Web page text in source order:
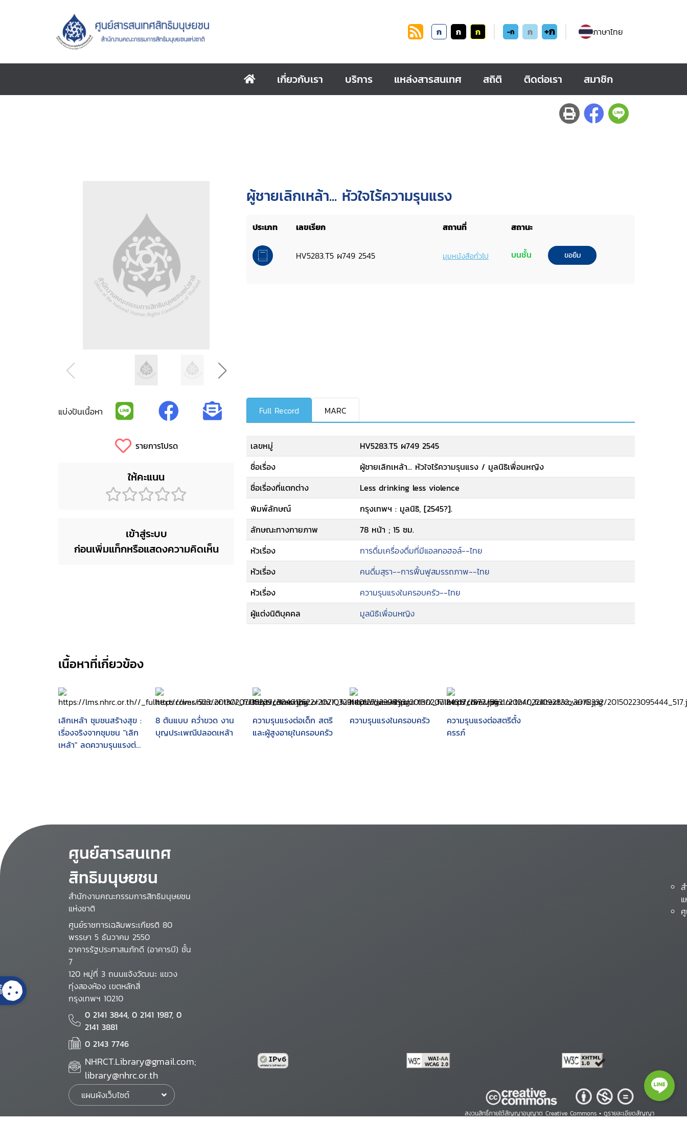
ก ก ก -ก ก +ก ภาษาไทย
เกี่ยวกับเรา บริการ แหล่งสารสนเทศ สถิติ ติดต่อเรา สมาชิก
ผู้ชายเลิกเหล้า... หัวใจไร้ความรุนแรง
ประเภท เลขเรียก สถานที่ สถานะ
HV5283.T5 ผ749 2545 มุมหนังสือทั่วไป บนชั้น ขอยืม
แบ่งปันเนื้อหา
รายการโปรด
ให้คะแนน
เข้าสู่ระบบ
ก่อนเพิ่มแท็กหรือแสดงความคิดเห็น
Full Record MARC
เลขหมู่
HV5283.T5 ผ749 2545
ชื่อเรื่อง
ผู้ชายเลิกเหล้า... หัวใจไร้ความรุนแรง / มูลนิธิเพื่อนหญิง
ชื่อเรื่องที่แตกต่าง
Less drinking less violence
พิมพ์ลักษณ์
กรุงเทพฯ : มูลนิธิ, [2545?].
ลักษณะทางกายภาพ
78 หน้า ; 15 ซม.
หัวเรื่อง
การดื่มเครื่องดื่มที่มีแอลกอฮอล์--ไทย
หัวเรื่อง
คนดื่มสุรา--การฟื้นฟูสมรรถภาพ--ไทย
หัวเรื่อง
ความรุนแรงในครอบครัว--ไทย
ผู้แต่งนิติบุคคล
มูลนิธิเพื่อนหญิง
เนื้อหาที่เกี่ยวข้อง
เลิกเหล้า ชุมชนสร้างสุข :
เรื่องจริงจากชุมชน "เลิก
เหล้า" ลดความรุนแรงต่อ
8 ต้นแบบ คว่ำขวด งาน
บุญประเพณีปลอดเหล้า
ความรุนแรงต่อเด็ก สตรี
และผู้สูงอายุในครอบครัว
ความรุนแรงในครอบครัว
ความรุนแรงต่อสตรีตั้ง
ครรภ์
ศูนย์สารสนเทศ
สิทธิมนุษยชน
สำนักงานคณะกรรมการสิทธิมนุษยชน
แห่งชาติ
ศูนย์ราชการเฉลิมพระเกียรติ 80
พรรษา 5 ธันวาคม 2550
อาคารรัฐประศาสนภักดี (อาคารบี) ชั้น
7
120 หมู่ที่ 3 ถนนแจ้งวัฒนะ แขวง
ทุ่งสองห้อง เขตหลักสี่
กรุงเทพฯ 10210
0 2141 3844, 0 2141 1987, 0
2141 3881
0 2143 7746
NHRCT.Library@gmail.com;
library@nhrc.or.th
แผนผังเว็บไซต์
สงวนสิทธิ์ภายใต้สัญญาอนุญาต Creative Commons •ดูรายละเอียดสัญญา